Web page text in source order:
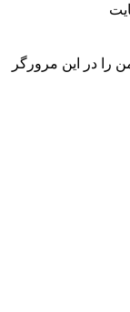
را در این مرورگر